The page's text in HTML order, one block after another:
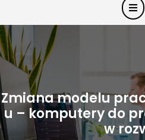
Zmiana modelu
u – komputery do
w